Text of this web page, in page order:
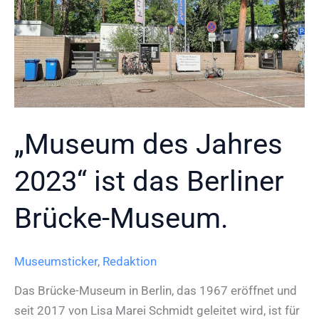
„Museum des Jahres
2023“ ist das Berliner
Brücke-Museum.
Museumsticker, Redaktion
Das Brücke-Museum in Berlin, das 1967 eröffnet und
seit 2017 von Lisa Marei Schmidt geleitet wird, ist für